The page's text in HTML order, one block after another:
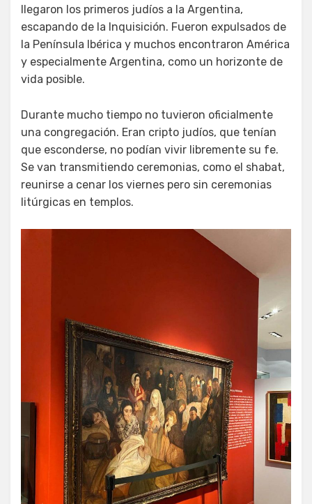
llegaron los primeros judíos a la Argentina,
escapando de la Inquisición. Fueron expulsados de
la Península Ibérica y muchos encontraron América
y especialmente Argentina, como un horizonte de
vida posible.
Durante mucho tiempo no tuvieron oficialmente
una congregación. Eran cripto judíos, que tenían
que esconderse, no podían vivir libremente su fe.
Se van transmitiendo ceremonias, como el shabat,
reunirse a cenar los viernes pero sin ceremonias
litúrgicas en templos.